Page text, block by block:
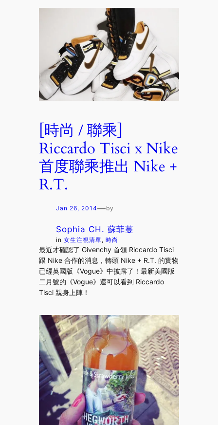
[時尚 / 聯乘]
Riccardo Tisci x Nike
首度聯乘推出 Nike +
R.T.
Jan 26, 2014—by
Sophia CH. 蘇菲蔓
in女生注視清單, 時尚
最近才確認了 Givenchy 首領 Riccardo Tisci
跟 Nike 合作的消息，轉頭 Nike + R.T. 的實物
已經英國版《Vogue》中披露了！最新美國版
二月號的《Vogue》還可以看到 Riccardo
Tisci 親身上陣！